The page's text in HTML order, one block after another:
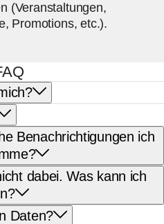
(Veranstaltungen,
Promotions, etc.).
Benachrichtigungen ich
dabei. Was kann ich
Daten?